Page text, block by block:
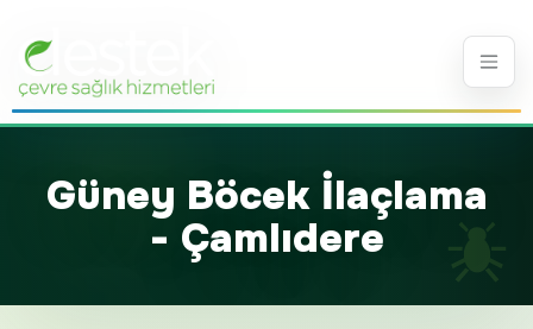
Güney Böcek İlaçlama
- Çamlıdere